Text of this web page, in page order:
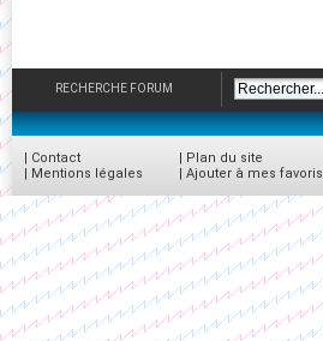
RECHERCHE FORUM
| Contact
| Mentions légales
| Plan du site
| Ajouter à mes favoris